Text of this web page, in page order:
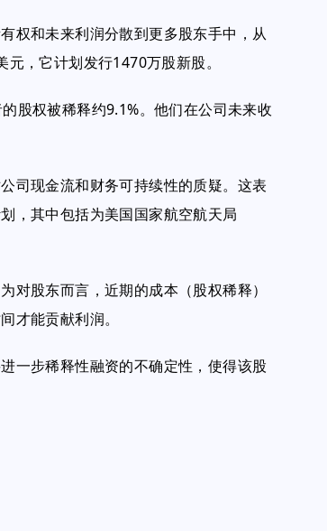
权和未来利润分散到更多股东手中，从
，它计划发行1470万股新股。
股权被稀释约9.1%。他们在公司未来收
现金流和财务可持续性的质疑。这表
，其中包括为美国国家航空航天局
对股东而言，近期的成本（股权稀释）
才能贡献利润。
一步稀释性融资的不确定性，使得该股